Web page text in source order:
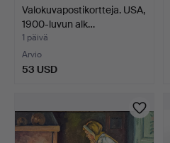
Valokuvapostikortteja. USA,
1900-luvun alk…
1 päivä
Arvio
53 USD